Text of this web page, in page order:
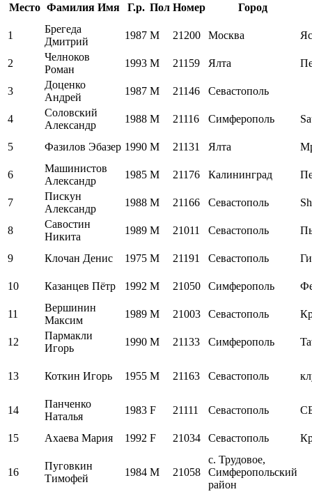
Место Фамилия Имя Г.р. Пол Номер Город
1
Брегеда
Дмитрий
1987 M 21200 Москва
2
Челноков
Роман
1993 M 21159 Ялта
3
Доценко
Андрей
1987 M 21146 Севастополь
4
Соловский
Александр
1988 M 21116 Симферополь
5 Фазилов Эбазер 1990 M 21131 Ялта
6
Машинистов
Александр
1985 M 21176 Калининград
7
Пискун
Александр
1988 M 21166 Севастополь
8
Савостин
Никита
1989 M 21011 Севастополь
9 Клочан Денис 1975 M 21191 Севастополь
10 Казанцев Пётр 1992 M 21050 Симферополь
11
Вершинин
Максим
1989 M 21003 Севастополь
12
Пармакли
Игорь
1990 M 21133 Симферополь
13 Коткин Игорь 1955 M 21163 Севастополь
14
Панченко
Наталья
1983 F 21111 Севастополь
15 Ахаева Мария 1992 F 21034 Севастополь
16
Пуговкин
Тимофей
1984 M 21058
с. Трудовое,
Симферопольский
район